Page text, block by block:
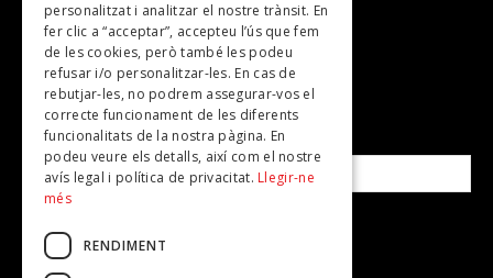
Revistes
SUBSCRIU-TE A LA NOSTRA NEWSLETTER!
Correu electrònic*
Accepto lapolítica de privacitat
personalitzat i analitzar el nostre trànsit. En
fer clic a “acceptar”, accepteu l’ús que fem
de les cookies, però també les podeu
refusar i/o personalitzar-les. En cas de
rebutjar-les, no podrem assegurar-vos el
correcte funcionament de les diferents
funcionalitats de la nostra pàgina. En
podeu veure els detalls, així com el nostre
avís legal i política de privacitat. Llegir-ne
més
RENDIMENT